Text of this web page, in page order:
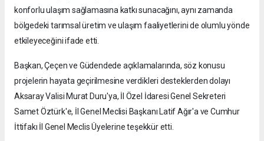
konforlu ulaşım sağlamasına katkı sunacağını, aynı zamanda
bölgedeki tarımsal üretim ve ulaşım faaliyetlerini de olumlu yönde
etkileyeceğini ifade etti.
Başkan, Çeçen ve Güdendede açıklamalarında, söz konusu
projelerin hayata geçirilmesine verdikleri desteklerden dolayı
Aksaray Valisi Murat Duru'ya, İl Özel İdaresi Genel Sekreteri
Samet Öztürk'e, İl Genel Meclisi Başkanı Latif Ağır'a ve Cumhur
İttifakı İl Genel Meclis Üyelerine teşekkür etti.